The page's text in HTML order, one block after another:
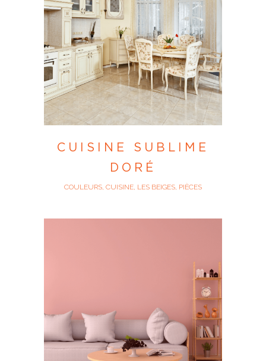
CUISINE SUBLIME
DORÉ
COULEURS, CUISINE, LES BEIGES, PIÈCES